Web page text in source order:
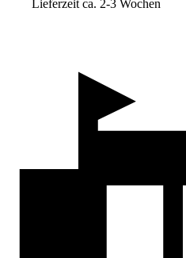
Lieferzeit ca. 2-3 Wochen